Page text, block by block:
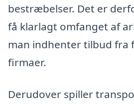
bestræbelser. Det er
få klarlagt omfanget af
man indhenter tilbud fra
firmaer.
Derudover spiller